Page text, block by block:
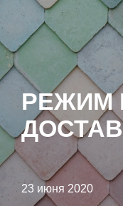
РЕЖИМ
23 июня 2020